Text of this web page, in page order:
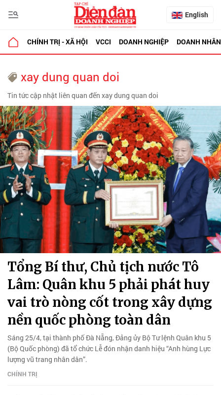
English
CHÍNH TRỊ - XÃ HỘI VCCI DOANH NGHIỆP DOANH NHÂN
xay dung quan doi
Tin tức cập nhật liên quan đến xay dung quan doi
Tổng Bí thư, Chủ tịch nước Tô
Lâm: Quân khu 5 phải phát huy
vai trò nòng cốt trong xây dựng
nền quốc phòng toàn dân
Sáng 25/4, tại thành phố Đà Nẵng, Đảng ủy Bộ Tư lệnh Quân khu 5
(Bộ Quốc phòng) đã tổ chức Lễ đón nhận danh hiệu “Anh hùng Lực
lượng vũ trang nhân dân”.
CHÍNH TRỊ